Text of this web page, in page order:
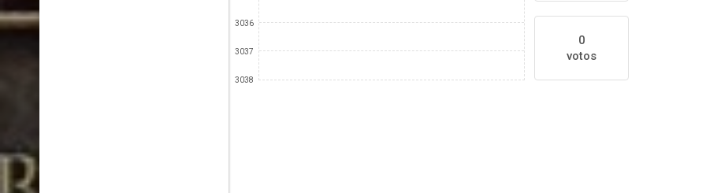
3036
3037
3038
0
votos